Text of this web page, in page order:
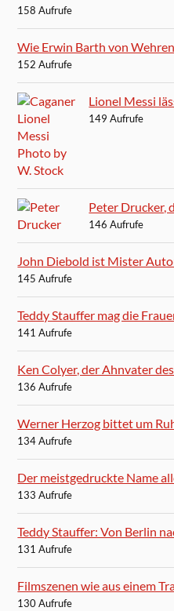
158 Aufrufe
Wie Erwin Barth von
152 Aufrufe
Lionel Messi
149 Aufrufe
Peter Drucker,
146 Aufrufe
John Diebold ist Mister
145 Aufrufe
Teddy Stauffer mag die
141 Aufrufe
Ken Colyer, der Ahnvater
136 Aufrufe
Werner Herzog bittet um
134 Aufrufe
Der meistgedruckte Name
133 Aufrufe
Teddy Stauffer: Von Berlin
131 Aufrufe
Filmszenen wie aus einem
130 Aufrufe